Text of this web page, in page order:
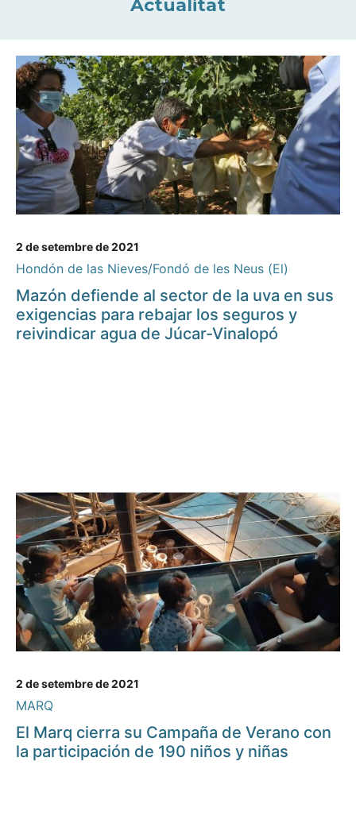
Actualitat
2 de setembre de 2021
Hondón de las Nieves/Fondó de les Neus (El)
Mazón defiende al sector de la uva en sus
exigencias para rebajar los seguros y
reivindicar agua de Júcar-Vinalopó
2 de setembre de 2021
MARQ
El Marq cierra su Campaña de Verano con
la participación de 190 niños y niñas